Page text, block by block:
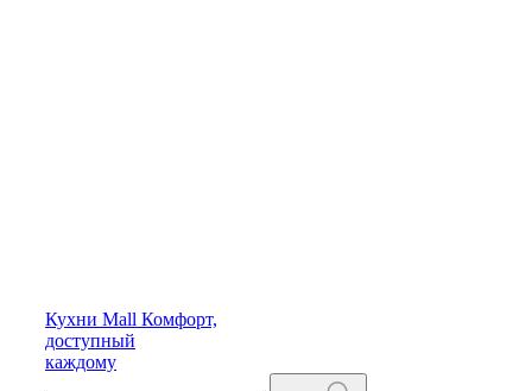
Кухни Mall Комфорт,
доступный
каждому